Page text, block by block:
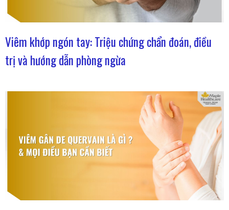
Viêm khớp ngón tay: Triệu chứng chẩn đoán, điều
trị và hướng dẫn phòng ngừa